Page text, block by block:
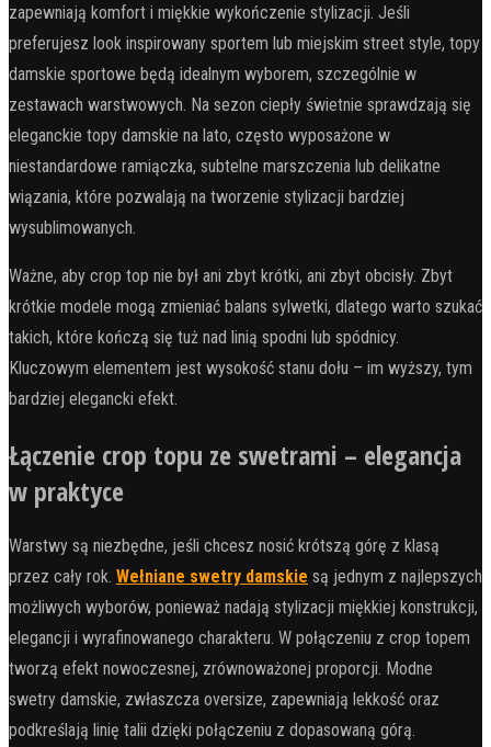
zapewniają komfort i miękkie wykończenie stylizacji. Jeśli
preferujesz look inspirowany sportem lub miejskim street style, topy
damskie sportowe będą idealnym wyborem, szczególnie w
zestawach warstwowych. Na sezon ciepły świetnie sprawdzają się
eleganckie topy damskie na lato, często wyposażone w
niestandardowe ramiączka, subtelne marszczenia lub delikatne
wiązania, które pozwalają na tworzenie stylizacji bardziej
wysublimowanych.
Ważne, aby crop top nie był ani zbyt krótki, ani zbyt obcisły. Zbyt
krótkie modele mogą zmieniać balans sylwetki, dlatego warto szukać
takich, które kończą się tuż nad linią spodni lub spódnicy.
Kluczowym elementem jest wysokość stanu dołu – im wyższy, tym
bardziej elegancki efekt.
Łączenie crop topu ze swetrami – elegancja
w praktyce
Warstwy są niezbędne, jeśli chcesz nosić krótszą górę z klasą
przez cały rok. Wełniane swetry damskie są jednym z najlepszych
możliwych wyborów, ponieważ nadają stylizacji miękkiej konstrukcji,
elegancji i wyrafinowanego charakteru. W połączeniu z crop topem
tworzą efekt nowoczesnej, zrównoważonej proporcji. Modne
swetry damskie, zwłaszcza oversize, zapewniają lekkość oraz
podkreślają linię talii dzięki połączeniu z dopasowaną górą.